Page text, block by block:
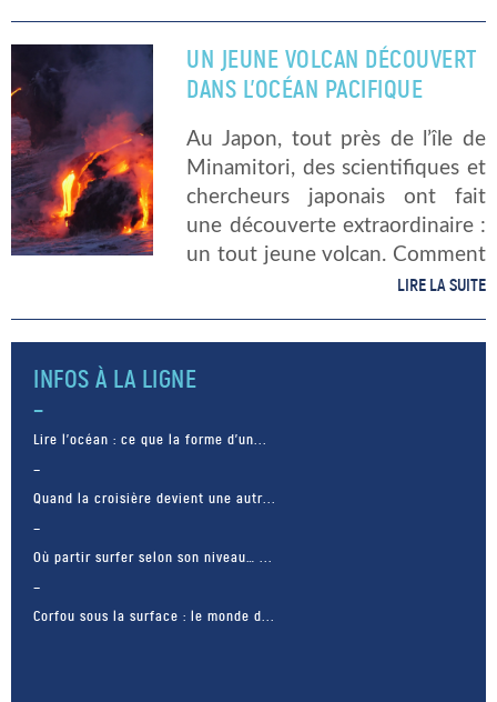
français et américains s’est
servie des données recueillies
[…]
UN JEUNE VOLCAN DÉCOUVERT
DANS L’OCÉAN PACIFIQUE
Au Japon, tout près de l’île de
Minamitori, des scientifiques et
chercheurs japonais ont fait
une découverte extraordinaire :
un tout jeune volcan. Comment
s’est-il formé ? Ce type de
éruption volcanique il y a moins
[…]
LIRE LA SUITE
INFOS À LA LIGNE
Lire l’océan : ce que la forme d’un...
Quand la croisière devient une autr...
Où partir surfer selon son niveau… ...
Corfou sous la surface : le monde d...